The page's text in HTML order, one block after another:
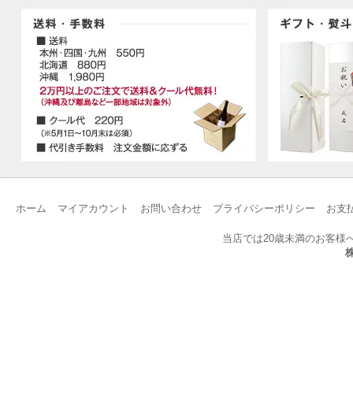
ホーム マイアカウント お問い合わせ プライバシーポリシー お支
当店では20歳未満のお客様